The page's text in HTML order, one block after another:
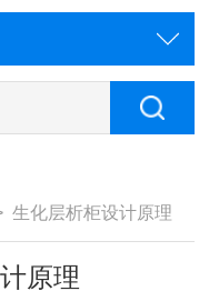
生化层析柜设计原理
原理